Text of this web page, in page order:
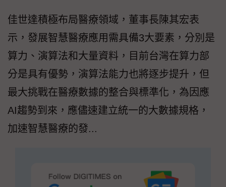
佳世達積極布局醫療領域，董事長陳其宏表
示，發展智慧醫療應用需具備3大要素，分別是
算力、演算法和大量資料，目前台灣在算力部
分是具有優勢，演算法能力也將逐步提升，但
最大挑戰在醫療數據的整合與標準化，為因應
AI趨勢到來，應儘速建立統一的大數據規格，
加速智慧醫療的發...